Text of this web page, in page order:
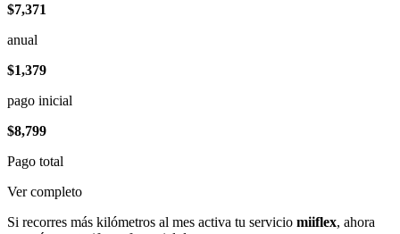
$7,371
anual
$1,379
pago inicial
$8,799
Pago total
Ver completo
Si recorres más kilómetros al mes activa tu servicio miiflex, ahora